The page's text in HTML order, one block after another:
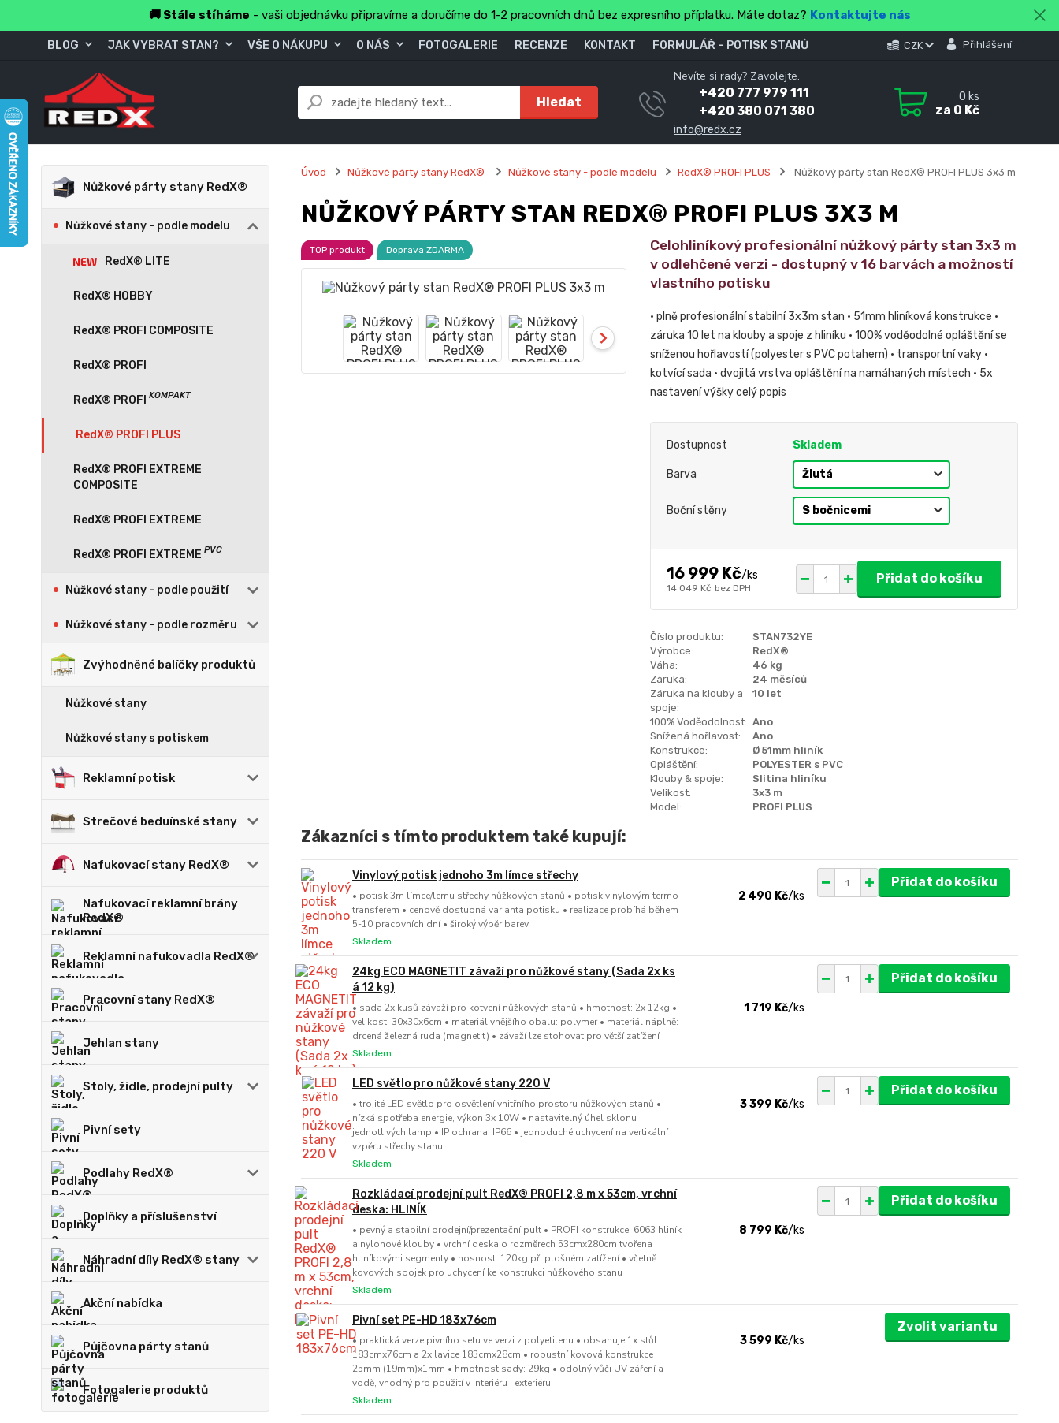
🚚 Stále stíháme - vaši objednávku připravíme a doručíme do 1-2 pracovních dnů bez expresního příplatku. Máte dotaz? Kontaktujte nás
BLOG JAK VYBRAT STAN? VŠE O NÁKUPU O NÁS FOTOGALERIE RECENZE KONTAKT FORMULÁŘ – POTISK STANŮ CZK Přihlášení
Hledat
Nevíte si rady? Zavolejte.
+420 777 979 111
+420 380 071 380
info@redx.cz
0 ks
za 0 Kč
Nůžkové párty stany RedX®
Nůžkové stany - podle modelu
RedX® LITE
RedX® HOBBY
RedX® PROFI COMPOSITE
RedX® PROFI
RedX® PROFI PLUS
RedX® PROFI EXTREME
COMPOSITE
RedX® PROFI EXTREME
Nůžkové stany - podle použití
Nůžkové stany - podle rozměru
Zvýhodněné balíčky produktů
Nůžkové stany
Nůžkové stany s potiskem
Reklamní potisk
Strečové beduínské stany
Nafukovací stany RedX®
Nafukovací reklamní brány
RedX®
Reklamní nafukovadla RedX®
Pracovní stany RedX®
Jehlan stany
Stoly, židle, prodejní pulty
Pivní sety
Podlahy RedX®
Doplňky a příslušenství
Náhradní díly RedX® stany
Akční nabídka
Půjčovna párty stanů
Fotogalerie produktů
Úvod Nůžkové párty stany RedX® Nůžkové stany - podle modelu RedX® PROFI PLUS Nůžkový párty stan RedX® PROFI PLUS 3x3 m
NŮŽKOVÝ PÁRTY STAN REDX® PROFI PLUS 3X3 M
TOP produkt Doprava ZDARMA
Celohliníkový profesionální nůžkový párty stan 3x3 m
v odlehčené verzi - dostupný v 16 barvách a možností
vlastního potisku
• plně profesionální stabilní 3x3m stan • 51mm hliníková konstrukce •
záruka 10 let na klouby a spoje z hliníku • 100% voděodolné opláštění se
sníženou hořlavostí (polyester s PVC potahem) • transportní vaky •
kotvící sada • dvojitá vrstva opláštění na namáhaných místech • 5x
nastavení výškycelý popis
Dostupnost Skladem
Barva
Boční stěny
16 999 Kč/ks
14 049 Kč bez DPH
Přidat do košíku
Číslo produktu:
STAN732YE
Výrobce:
RedX®
Váha:
46 kg
Záruka:
24 měsíců
Záruka na klouby a
spoje:
10 let
100% Voděodolnost: Ano
Snížená hořlavost:
Ano
Konstrukce:
Ø 51mm hliník
Opláštění:
POLYESTER s PVC
Klouby & spoje:
Slitina hliníku
Velikost:
3x3 m
Model:
PROFI PLUS
Zákazníci s tímto produktem také kupují:
Vinylový potisk jednoho 3m límce střechy
• potisk 3m límce/lemu střechy nůžkových stanů • potisk vinylovým termo-
transferem • cenově dostupná varianta potisku • realizace probíhá během
5-10 pracovních dní • široký výběr barev
2 490 Kč/ks
Skladem
Přidat do košíku
24kg ECO MAGNETIT závaží pro nůžkové stany (Sada 2x ks
á 12 kg)
• sada 2x kusů závaží pro kotvení nůžkových stanů • hmotnost: 2x 12kg •
velikost: 30x30x6cm • materiál vnějšího obalu: polymer • materiál náplně:
drcená železná ruda (magnetit) • závaží lze stohovat pro větší zatížení
1 719 Kč/ks
Skladem
Přidat do košíku
LED světlo pro nůžkové stany 220 V
• trojité LED světlo pro osvětlení vnitřního prostoru nůžkových stanů •
nízká spotřeba energie, výkon 3x 10W • nastavitelný úhel sklonu
jednotlivých lamp • IP ochrana: IP66 • jednoduché uchycení na vertikální
vzpěru střechy stanu
3 399 Kč/ks
Skladem
Přidat do košíku
Rozkládací prodejní pult RedX® PROFI 2,8 m x 53cm, vrchní
deska: HLINÍK
• pevný a stabilní prodejní/prezentační pult • PROFI konstrukce, 6063 hliník
a nylonové klouby • vrchní deska o rozměrech 53cmx280cm tvořena
hliníkovými segmenty • nosnost: 120kg při plošném zatížení • včetně
kovových spojek pro uchycení ke konstrukci nůžkového stanu
8 799 Kč/ks
Skladem
Přidat do košíku
Pivní set PE-HD 183x76cm
• praktická verze pivního setu ve verzi z polyetilenu • obsahuje 1x stůl
183cmx76cm a 2x lavice 183cmx28cm • robustní kovová konstrukce
25mm (19mm)x1mm • hmotnost sady: 29kg • odolný vůči UV záření a
vodě, vhodný pro použití v interiéru i exteriéru
3 599 Kč/ks
Skladem
Zvolit variantu